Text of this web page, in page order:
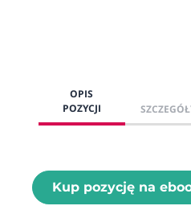
OPIS
POZYCJI
Kup pozycję na